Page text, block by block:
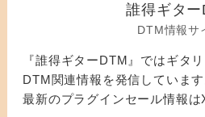
誰得ギター
DTM情報サ
『誰得ギターDTM』ではギタ
DTM関連情報を発信しています
最新のプラグインセール情報は